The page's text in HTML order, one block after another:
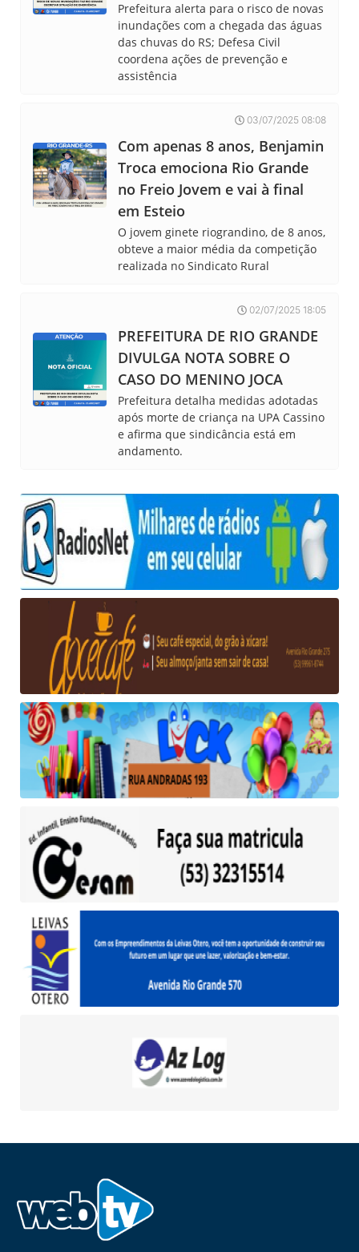
Prefeitura alerta para o risco de novas
inundações com a chegada das águas
das chuvas do RS; Defesa Civil
coordena ações de prevenção e
assistência
03/07/2025 08:08
Com apenas 8 anos, Benjamin
Troca emociona Rio Grande
no Freio Jovem e vai à final
em Esteio
O jovem ginete riograndino, de 8 anos,
obteve a maior média da competição
realizada no Sindicato Rural
02/07/2025 18:05
PREFEITURA DE RIO GRANDE
DIVULGA NOTA SOBRE O
CASO DO MENINO JOCA
Prefeitura detalha medidas adotadas
após morte de criança na UPA Cassino
e afirma que sindicância está em
andamento.